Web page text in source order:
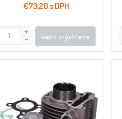
€73,20 s DPH
kúpiť zrýchlene